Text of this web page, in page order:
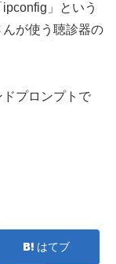
」という
が使う聴診器の
プロンプトで
はてブ